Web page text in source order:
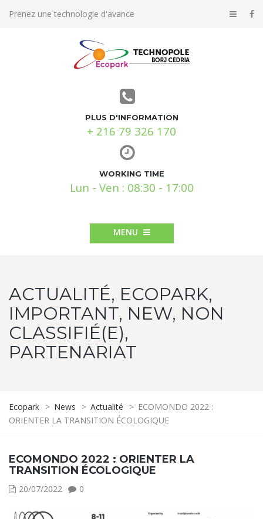
Prenez une technologie d'avance
PLUS D'INFORMATION
+ 216 79 326 170
WORKING TIME
Lun - Ven : 08:30 - 17:00
MENU
ACTUALITÉ, ECOPARK,
IMPORTANT, NEW, NON
CLASSIFIÉ(E),
PARTENARIAT
Ecopark > News > Actualité > ECOMONDO 2022 :
ORIENTER LA TRANSITION ÉCOLOGIQUE
ECOMONDO 2022 : ORIENTER LA
TRANSITION ÉCOLOGIQUE
20/07/2022 0